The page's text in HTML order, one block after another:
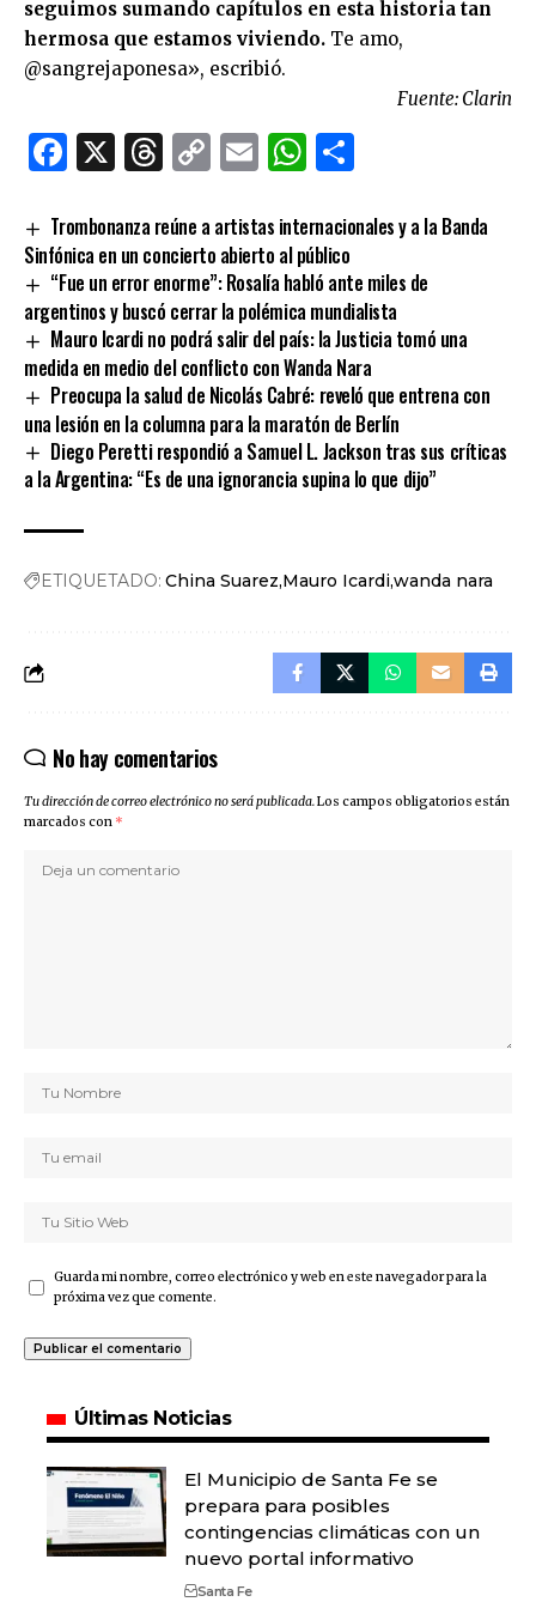
seguimos sumando capítulos en esta historia tan
hermosa que estamos viviendo. Te amo,
@sangrejaponesa», escribió.
Fuente: Clarin
Facebook
X Threads
CopyEmailWhatsApp
Trombonanza reúne a artistas internacionales y a la Banda
Sinfónica en un concierto abierto al público
“Fue un error enorme”: Rosalía habló ante miles de
argentinos y buscó cerrar la polémica mundialista
Mauro Icardi no podrá salir del país: la Justicia tomó una
medida en medio del conflicto con Wanda Nara
Preocupa la salud de Nicolás Cabré: reveló que entrena con
una lesión en la columna para la maratón de Berlín
Diego Peretti respondió a Samuel L. Jackson tras sus críticas
a la Argentina: “Es de una ignorancia supina lo que dijo”
ETIQUETADO: China Suarez Mauro Icardiwanda nara
No hay comentarios
Tu dirección de correo electrónico no será publicada.Los campos obligatorios están
marcados con *
Guarda mi nombre, correo electrónico y web en este navegador para la
próxima vez que comente.
Últimas Noticias
El Municipio de Santa Fe se
prepara para posibles
contingencias climáticas con un
nuevo portal informativo
Santa Fe